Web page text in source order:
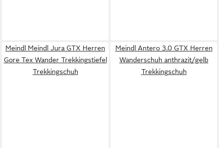
Meindl Meindl Jura GTX Herren
Gore Tex Wander Trekkingstiefel
Trekkingschuh
Meindl Antero 3.0 GTX Herren
Wanderschuh anthrazit/gelb
Trekkingschuh